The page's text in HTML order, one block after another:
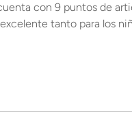
con 9 puntos de
tanto para los